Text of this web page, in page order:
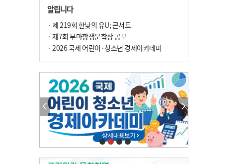
알립니다
· 제 219회 한낮의 유U; 콘서트
· 제7회 부마항쟁문학상 공모
· 2026 국제 어린이·청소년 경제아카데미